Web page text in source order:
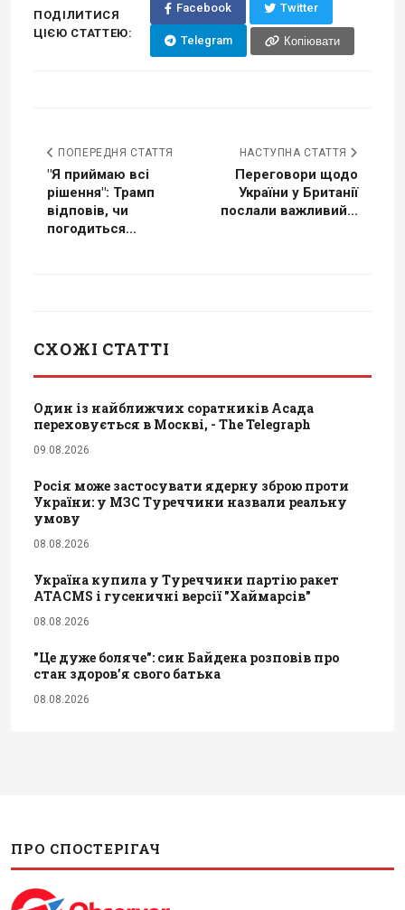
ПОДІЛИТИСЯ
ЦІЄЮ СТАТТЕЮ:
Facebook Twitter
Telegram Копіювати
ПОПЕРЕДНЯ СТАТТЯ
"Я приймаю всі
рішення": Трамп
відповів, чи
погодиться...
НАСТУПНА СТАТТЯ
Переговори щодо
України у Британії
послали важливий...
СХОЖІ СТАТТІ
Один із найближчих соратників Асада
переховується в Москві, - The Telegraph
09.08.2026
Росія може застосувати ядерну зброю проти
України: у МЗС Туреччини назвали реальну
умову
08.08.2026
Україна купила у Туреччини партію ракет
ATACMS і гусеничні версії "Хаймарсів"
08.08.2026
"Це дуже боляче": син Байдена розповів про
стан здоров’я свого батька
08.08.2026
ПРО СПОСТЕРІГАЧ